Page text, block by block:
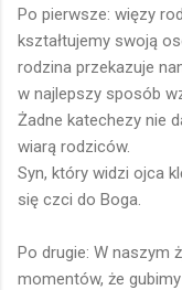
Po pierwsze: więzy
kształtujemy swoją
rodzina przekazuje
w najlepszy sposób
Żadne katechezy nie
wiarą rodziców.
Syn, który widzi ojca
się czci do Boga.
Po drugie: W naszym
momentów, że gubimy